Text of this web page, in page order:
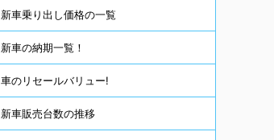
新車乗り出し価格の一覧
新車の納期一覧！
車のリセールバリュー!
新車販売台数の推移